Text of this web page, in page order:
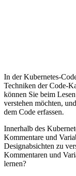
In der Kubernetes-
Techniken der Code-
können Sie beim
verstehen möchten,
dem Code erfassen.
Innerhalb des
Kommentare und
Designabsichten zu
Kommentaren und
lernen?